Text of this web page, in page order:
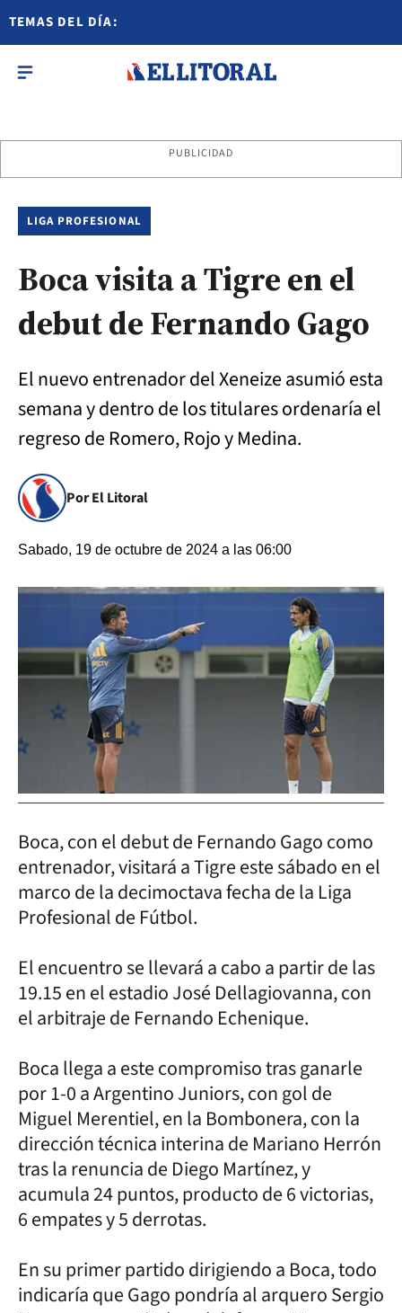
TEMAS DEL DÍA:
PUBLICIDAD
LIGA PROFESIONAL
Boca visita a Tigre en el
debut de Fernando Gago
El nuevo entrenador del Xeneize asumió esta
semana y dentro de los titulares ordenaría el
regreso de Romero, Rojo y Medina.
Por El Litoral
Sabado, 19 de octubre de 2024 a las 06:00
Boca, con el debut de Fernando Gago como
entrenador, visitará a Tigre este sábado en el
marco de la decimoctava fecha de la Liga
Profesional de Fútbol.
El encuentro se llevará a cabo a partir de las
19.15 en el estadio José Dellagiovanna, con
el arbitraje de Fernando Echenique.
Boca llega a este compromiso tras ganarle
por 1-0 a Argentino Juniors, con gol de
Miguel Merentiel, en la Bombonera, con la
dirección técnica interina de Mariano Herrón
tras la renuncia de Diego Martínez, y
acumula 24 puntos, producto de 6 victorias,
6 empates y 5 derrotas.
En su primer partido dirigiendo a Boca, todo
indicaría que Gago pondría al arquero Sergio